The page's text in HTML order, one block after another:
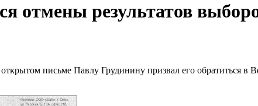
отмены результатов
письме Павлу Грудинину призвал его обратиться